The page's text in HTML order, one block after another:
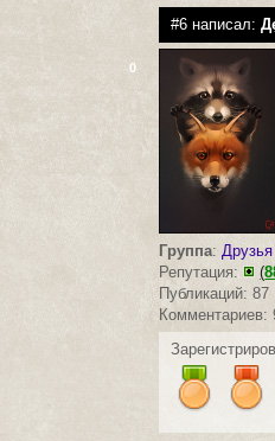
#6 написал:
0
Группа:
Репутация:
(
Публикаций: 87
Комментариев: